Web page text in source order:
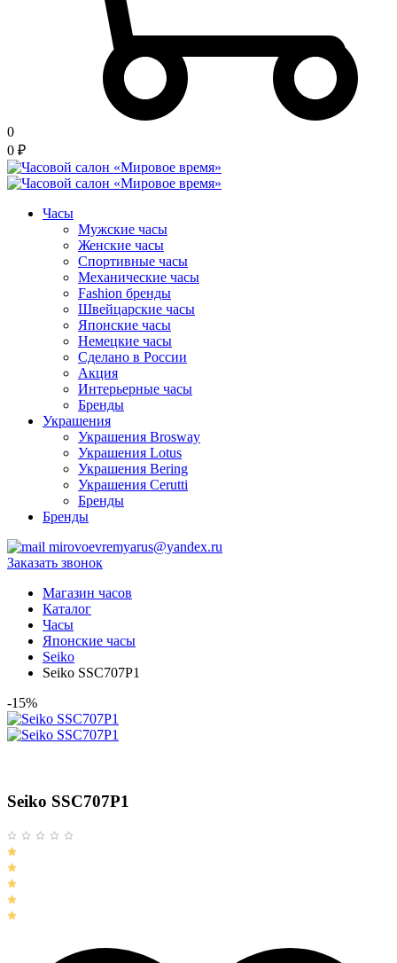
0
0 ₽
Часы
Мужские часы
Женские часы
Спортивные часы
Механические часы
Fashion бренды
Швейцарские часы
Японские часы
Немецкие часы
Сделано в России
Акция
Интерьерные часы
Бренды
Украшения
Украшения Brosway
Украшения Lotus
Украшения Bering
Украшения Cerutti
Бренды
Бренды
mirovoevremyarus@yandex.ru
Заказать звонок
Магазин часов
Каталог
Часы
Японские часы
Seiko
Seiko SSC707P1
-15%
Seiko SSC707P1